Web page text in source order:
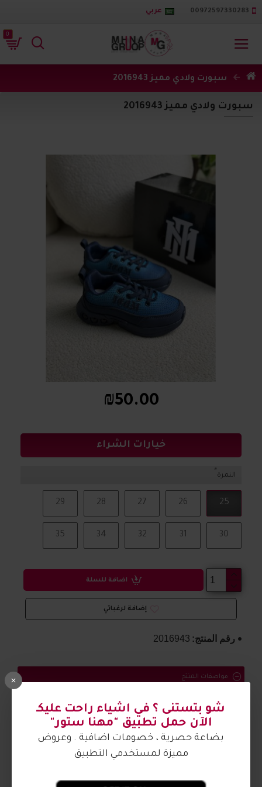
00972597330283 عربي
0
شو بتستنى ؟ في اشياء راحت عليكـ
الآن حمل تطبيق "مهنا ستور"
بضاعة حصرية ، خصومات اضافية . وعروض
مميزة لمستخدمي التطبيق
سبورت ولادي مميز 2016943
سبورت ولادي مميز 2016943
رقم المنتج: 2016943
₪50.00
خيارات الشراء
النمرة
25
26
27
28
29
30
31
32
34
35
اضافة للسلة
إضافة لرغباتي
مواصفات المنتج
حذاء ولادي مريح وتفاصيل جميلة
الصورة من تصوير مهنا ستور